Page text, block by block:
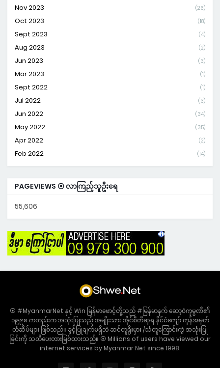
Nov 2023 (26)
Oct 2023 (18)
Sept 2023 (4)
Aug 2023 (2)
Jun 2023 (3)
Mar 2023 (1)
Sept 2022 (1)
Jul 2022 (3)
Jun 2022 (34)
May 2022 (35)
Apr 2022 (2)
Feb 2022 (14)
PAGEVIEWS ⦿ လာကြည့်သူဦးရေ
55,606
⦿ #MyanmarNet နှင့် Win မြန်မာဖောင့်တို့သည် #မြန်မာနက် ဆော့ဝဲကုမ္ပဏီ၏
၁၉၉၈ ကတည်းက အသုံးပြုသည့် အမျိုးသား အိုင်စီတီဆုရ နိုင်ငံကျော် ကုန်အမှတ်
တံဆိပ်များ ဖြစ်သည်။ ခွင့်ပြုချက်မရှိဘဲ ဆင်တူရိုးမှား /သံတူကြောင်းကွဲ အသုံးပြု
ခြင်းကို သတိပေးတားမြစ်ထားသည်။ ⦿ Millions of users have viewed our
internet services by Myanmar Net since 1998.